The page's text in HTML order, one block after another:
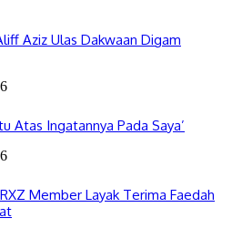
Aziz Ulas Dakwaan Digam
Atas Ingatannya Pada Saya’
Member Layak Terima Faedah